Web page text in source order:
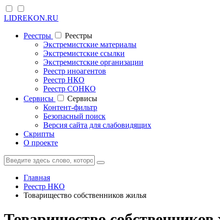
LIDREKON.RU
Реестры
Реестры
Экстремистские материалы
Экстремистские ссылки
Экстремистские организации
Реестр иноагентов
Реестр НКО
Реестр СОНКО
Cервисы
Cервисы
Контент-фильтр
Безопасный поиск
Версия сайта для слабовидящих
Скрипты
О проекте
Главная
Реестр НКО
Товарищество собственников жилья